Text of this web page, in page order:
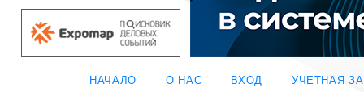
НАЧАЛО О НАС ВХОД
УЧЕТНАЯ